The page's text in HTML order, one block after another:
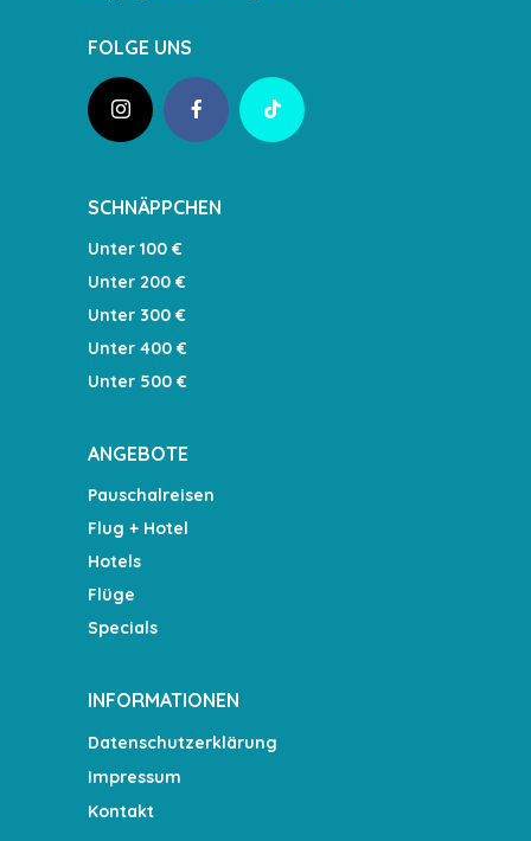
FOLGE UNS
SCHNÄPPCHEN
Unter 100 €
Unter 200 €
Unter 300 €
Unter 400 €
Unter 500 €
ANGEBOTE
Pauschalreisen
Flug + Hotel
Hotels
Flüge
Specials
INFORMATIONEN
Datenschutzerklärung
Impressum
Kontakt